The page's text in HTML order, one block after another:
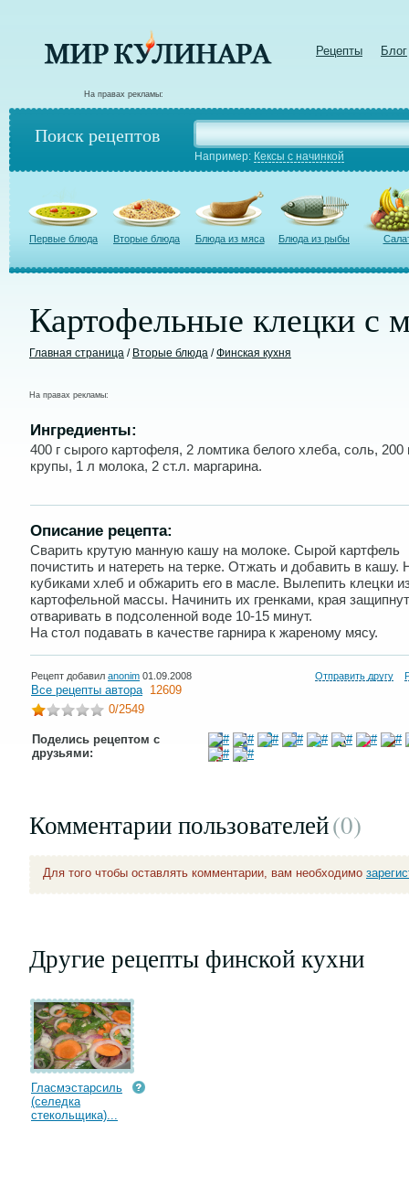
Рецепты Блог
На правах рекламы:
Поиск рецептов
Например: Кексы с начинкой
Первые блюда Вторые блюда Блюда из мяса Блюда из рыбы
Картофельные клецки с
Главная страница / Вторые блюда /Финская кухня
На правах рекламы:
Ингредиенты:
400 г сырого картофеля, 2 ломтика белого хлеба, соль, 200
крупы, 1 л молока, 2 ст.л. маргарина.
Описание рецепта:
Сварить крутую манную кашу на молоке. Сырой картфель
почистить и натереть на терке. Отжать и добавить в кашу.
кубиками хлеб и обжарить его в масле. Вылепить клецки
картофельной массы. Начинить их гренками, края
отваривать в подсоленной воде 10-15 минут.
На стол подавать в качестве гарнира к жареному мясу.
Рецепт добавил anonim 01.09.2008 Отправить другу
Все рецепты автора 12609
0/2549
Поделись рецептом с
друзьями:
Комментарии пользователей(0)
Для того чтобы оставлять комментарии, вам необходимо
Другие рецепты финской кухни
Гласмэстарсиль
(селедка
стекольщика)...